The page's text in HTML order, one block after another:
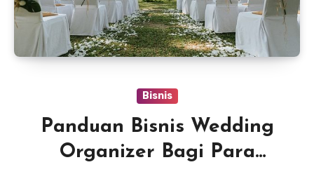
Bisnis
Panduan Bisnis Wedding
Organizer Bagi Para